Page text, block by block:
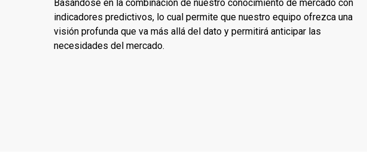
Basándose en la combinación de nuestro conocimiento de mercado con
indicadores predictivos, lo cual permite que nuestro equipo ofrezca una
visión profunda que va más allá del dato y permitirá anticipar las
necesidades del mercado.